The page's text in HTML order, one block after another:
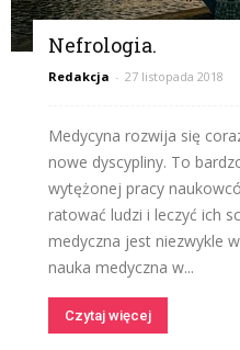
Nefrologia.
Redakcja - 27 listopada 2018
Medycyna rozwija się
nowe dyscypliny. To
wytężonej pracy
ratować ludzi i leczyć ich
medyczna jest niezwykle
nauka medyczna w...
Czytaj więcej